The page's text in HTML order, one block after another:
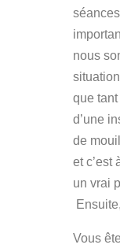
nous
que
d’une
de
et c’est
un vrai p
Vous